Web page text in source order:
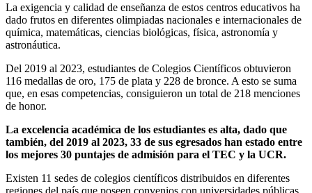
La exigencia y calidad de enseñanza de estos centros educativos ha
dado frutos en diferentes olimpiadas nacionales e internacionales de
química, matemáticas, ciencias biológicas, física, astronomía y
astronáutica.
Del 2019 al 2023, estudiantes de Colegios Científicos obtuvieron
116 medallas de oro, 175 de plata y 228 de bronce. A esto se suma
que, en esas competencias, consiguieron un total de 218 menciones
de honor.
La excelencia académica de los estudiantes es alta, dado que
también, del 2019 al 2023, 33 de sus egresados han estado entre
los mejores 30 puntajes de admisión para el TEC y la UCR.
Existen 11 sedes de colegios científicos distribuidos en diferentes
regiones del país que poseen convenios con universidades públicas.